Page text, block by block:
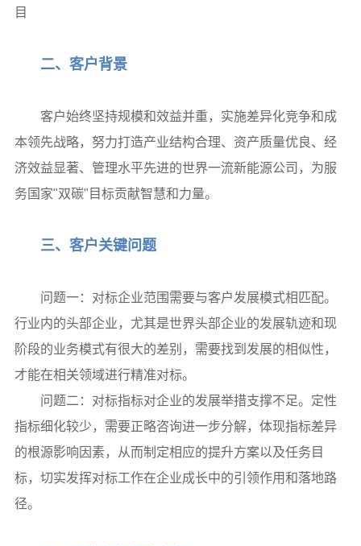
目
二、客户背景
客户始终坚持规模和效益并重，实施差异化竞争和成
本领先战略，努力打造产业结构合理、资产质量优良、经
济效益显著、管理水平先进的世界一流新能源公司，为服
务国家"双碳"目标贡献智慧和力量。
三、客户关键问题
问题一：对标企业范围需要与客户发展模式相匹配。
行业内的头部企业，尤其是世界头部企业的发展轨迹和现
阶段的业务模式有很大的差别，需要找到发展的相似性，
才能在相关领域进行精准对标。
问题二：对标指标对企业的发展举措支撑不足。定性
指标细化较少，需要正略咨询进一步分解，体现指标差异
的根源影响因素，从而制定相应的提升方案以及任务目
标，切实发挥对标工作在企业成长中的引领作用和落地路
径。